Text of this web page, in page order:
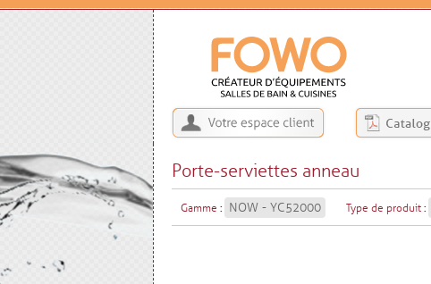
Porte-serviettes anneau
Gamme : NOW - YC52000 Type de produit :